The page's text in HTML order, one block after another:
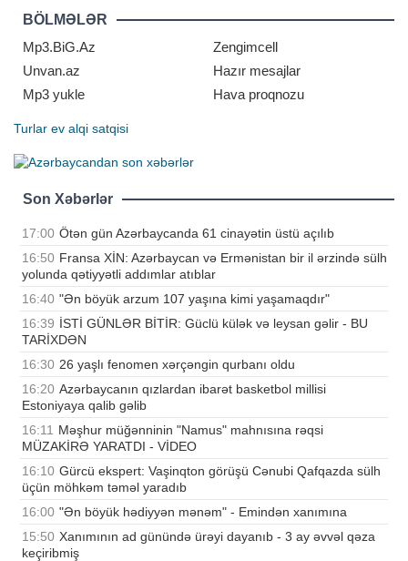
məlumatına görə, sərbəst güləşdə
Xetaq Karsanov (125 kq) gümüş,
Ramik Heybətov (70 kq) isə bürünc
meda
BÖLMƏLƏR
Mp3.BiG.Az
Zengimcell
Unvan.az
Hazır mesajlar
Mp3 yukle
Hava proqnozu
Turlar ev alqi satqisi
Son Xəbərlər
17:00 Ötən gün Azərbaycanda 61 cinayətin üstü açılıb
16:50 Fransa XİN: Azərbaycan və Ermənistan bir il ərzində sülh
yolunda qətiyyətli addımlar atıblar
16:40 "Ən böyük arzum 107 yaşına kimi yaşamaqdır"
16:39 İSTİ GÜNLƏR BİTİR: Güclü külək və leysan gəlir - BU
TARİXDƏN
16:30 26 yaşlı fenomen xərçəngin qurbanı oldu
16:20 Azərbaycanın qızlardan ibarət basketbol millisi
Estoniyaya qalib gəlib
16:11 Məşhur müğənninin "Namus" mahnısına rəqsi
MÜZAKİRƏ YARATDI - VİDEO
16:10 Gürcü ekspert: Vaşinqton görüşü Cənubi Qafqazda sülh
üçün möhkəm təməl yaradıb
16:00 "Ən böyük hədiyyən mənəm" - Emindən xanımına
15:50 Xanımının ad günündə ürəyi dayanıb - 3 ay əvvəl qəza
keçiribmiş